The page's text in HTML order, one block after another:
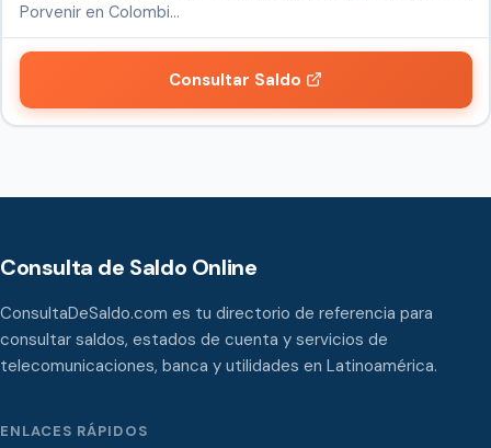
Porvenir en Colombi…
Consultar Saldo
Consulta de Saldo Online
ConsultaDeSaldo.com es tu directorio de referencia para
consultar saldos, estados de cuenta y servicios de
telecomunicaciones, banca y utilidades en Latinoamérica.
ENLACES RÁPIDOS